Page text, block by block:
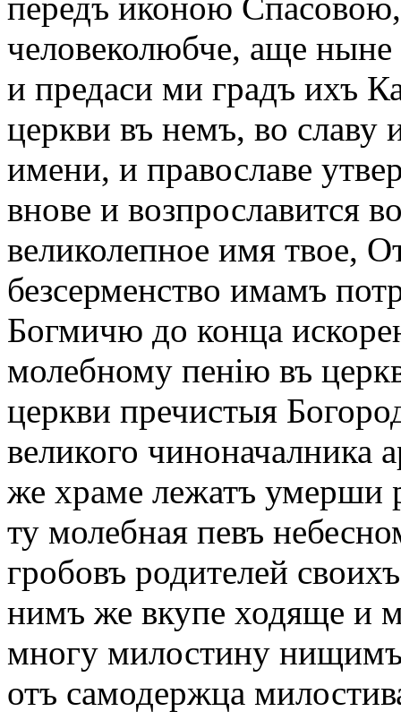
человеколюбче, аще
и предаси ми градъ ихъ
церкви въ немъ, во славу
имени, и православе
внове и возпрославится
великолепное имя твое,
безсерменство имамъ
Богмичю до конца
молебному пенію въ
церкви пречистыя
великого чиноначалника
же храме лежатъ умерши
ту молебная певъ
гробовъ родителей
нимъ же вкупе ходяще и
многу милостину
отъ самодержца